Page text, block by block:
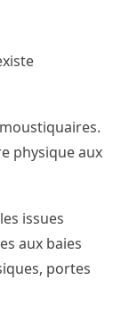
physique aux
issues
aux baies
portes